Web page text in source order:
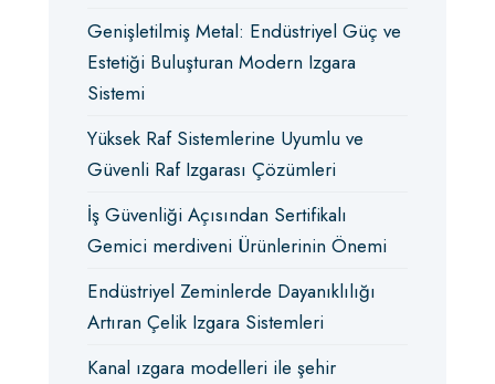
Genişletilmiş Metal: Endüstriyel Güç ve
Estetiği Buluşturan Modern Izgara
Sistemi
Yüksek Raf Sistemlerine Uyumlu ve
Güvenli Raf Izgarası Çözümleri
İş Güvenliği Açısından Sertifikalı
Gemici merdiveni Ürünlerinin Önemi
Endüstriyel Zeminlerde Dayanıklılığı
Artıran Çelik Izgara Sistemleri
Kanal ızgara modelleri ile şehir